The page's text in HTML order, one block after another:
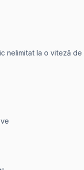
nelimitat la o viteză de